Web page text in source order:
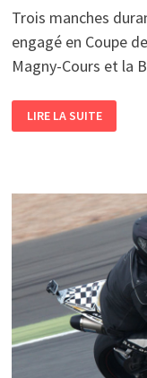
Trois manches
engagé en Coupe
Magny-Cours et la
FELGEROLLES
–
500
LIRE LA SUITE